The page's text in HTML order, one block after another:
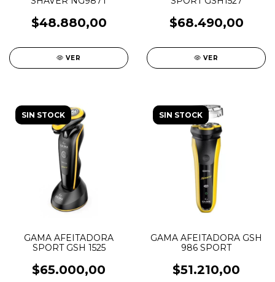
$48.880,00
VER
$68.490,00
VER
SIN STOCK
GAMA AFEITADORA
SPORT GSH 1525
$65.000,00
SIN STOCK
GAMA AFEITADORA GSH
986 SPORT
$51.210,00